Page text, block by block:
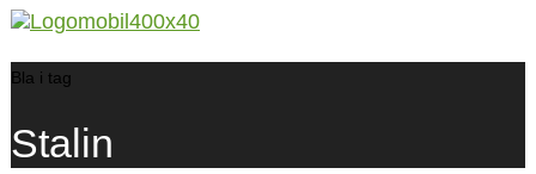
Bla i tag
Stalin